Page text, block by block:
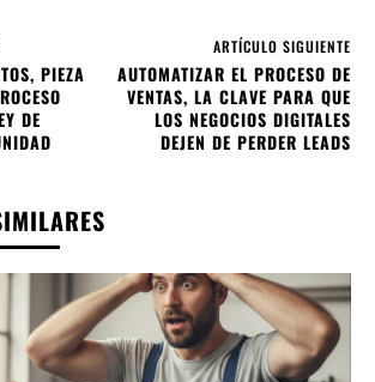
PIEZA
DE
ARTÍCULO SIGUIENTE
AUTOMATIZAR EL PROCESO DE
VENTAS, LA CLAVE PARA QUE
LOS NEGOCIOS DIGITALES
DEJEN DE PERDER LEADS